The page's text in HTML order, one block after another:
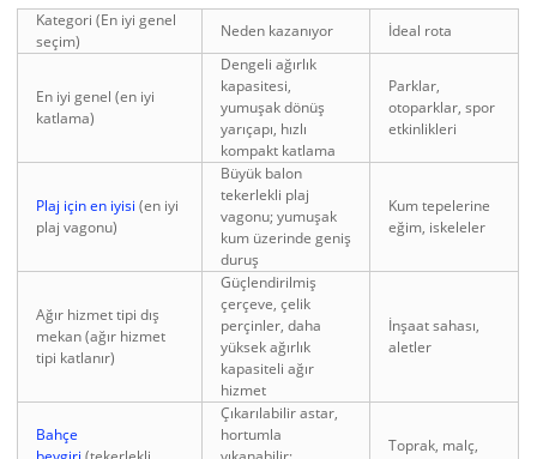
Kategori (En iyi genel
seçim)
Neden kazanıyor İdeal rota
En iyi genel (en iyi
katlama)
Dengeli ağırlık
kapasitesi,
yumuşak dönüş
yarıçapı, hızlı
kompakt katlama
Parklar,
otoparklar, spor
etkinlikleri
Plaj için en iyisi (en iyi
plaj vagonu)
Büyük balon
tekerlekli plaj
vagonu; yumuşak
kum üzerinde geniş
duruş
Kum tepelerine
eğim, iskeleler
Ağır hizmet tipi dış
mekan (ağır hizmet
tipi katlanır)
Güçlendirilmiş
çerçeve, çelik
perçinler, daha
yüksek ağırlık
kapasiteli ağır
hizmet
İnşaat sahası,
aletler
Bahçe
Çıkarılabilir astar,
hortumla
Toprak, malç,